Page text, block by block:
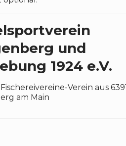
und
1924 e.V.
-Verein aus
am Main